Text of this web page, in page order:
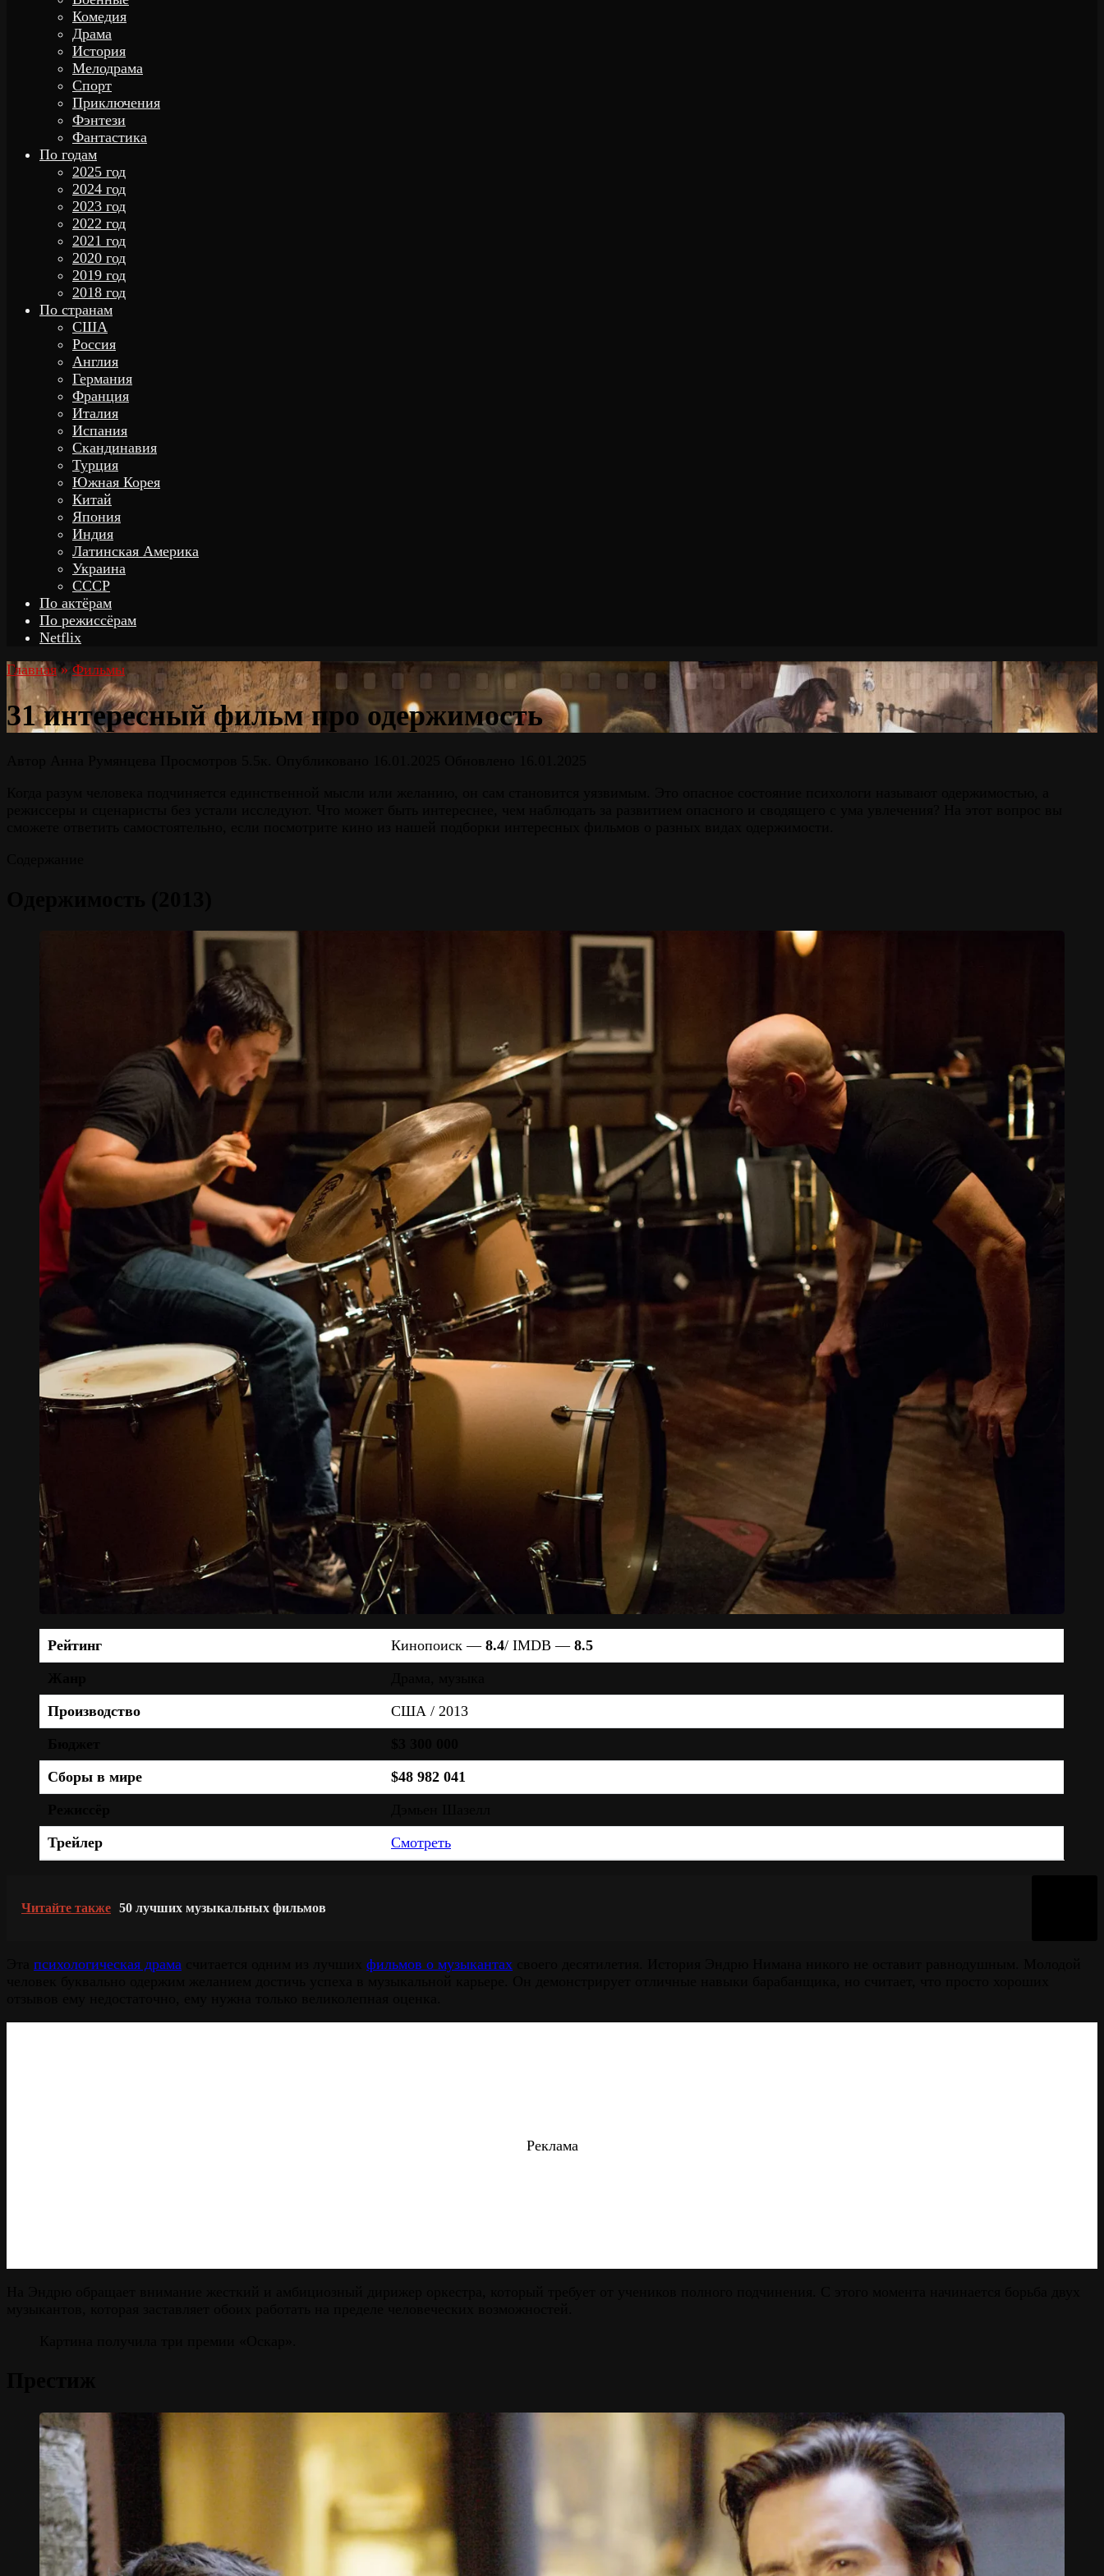
Комедия
Драма
История
Мелодрама
Спорт
Приключения
Фэнтези
Фантастика
По годам
2025 год
2024 год
2023 год
2022 год
2021 год
2020 год
2019 год
2018 год
По странам
США
Россия
Англия
Германия
Франция
Италия
Испания
Скандинавия
Турция
Южная Корея
Китай
Япония
Индия
Латинская Америка
Украина
СССР
По актёрам
По режиссёрам
Netflix
Главная » Фильмы
31 интересный фильм про одержимость
Рейтинг Кинопоиск — 8.4/ IMDB — 8.5
Производство
США / 2013
Сборы в мире
$48 982 041
Трейлер
Смотреть
Читайте также 50 лучших музыкальных фильмов
психологическая драма фильмов о музыкантах
Реклама